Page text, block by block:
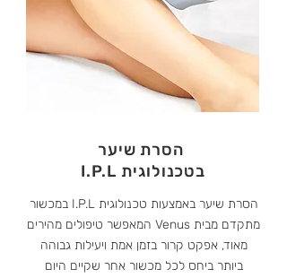
הסרת שיער
בטכנולוגית I.P.L
הסרת שיער באמצעות טכנולוגית I.P.L במכשור
מתקדם מבית Venus המאפשר טיפולים מהירים
מאוד, אפקט קרור בזמן אמת ויעילות גבוהה
ביותר ביחס לכל מכשור אחר שקיים היום